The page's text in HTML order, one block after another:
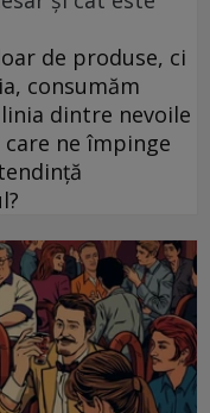
de produse, ci
consumăm
dintre nevoile
ne împinge